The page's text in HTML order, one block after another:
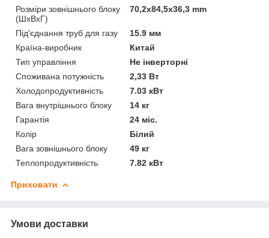
Розміри зовнішнього блоку
(ШхВхГ)
70,2х84,5х36,3 mm
Під'єднання труб для газу
15.9 мм
Країна-виробник
Китай
Тип управління
Не інверторні
Споживана потужність
2,33 Вт
Холодопродуктивність
7.03 кВт
Вага внутрішнього блоку
14 кг
Гарантія
24 міс.
Колір
Білий
Вага зовнішнього блоку
49 кг
Теплопродуктивність
7.82 кВт
Приховати
Умови доставки